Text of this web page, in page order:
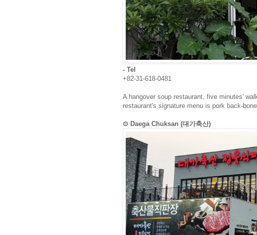
- Tel
+82-31-618-0481
A hangover soup restaurant, five minutes'
restaurant's signature menu is pork back-
⊙ Daega Chuksan (대가축산)